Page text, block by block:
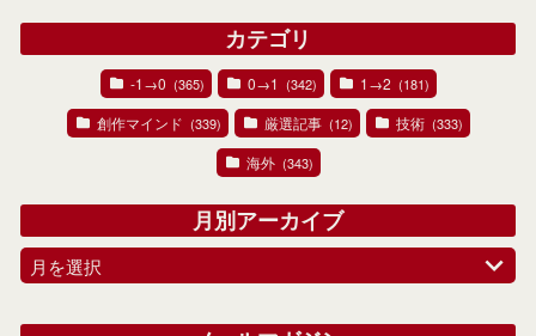
カテゴリ
-1→0 (365) 0→1 (342) 1→2 (181)
創作マインド (339) 厳選記事 (12) 技術 (333)
海外 (343)
月別アーカイブ
月を選択